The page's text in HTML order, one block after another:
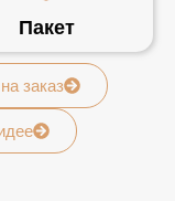
Пакет
заказ